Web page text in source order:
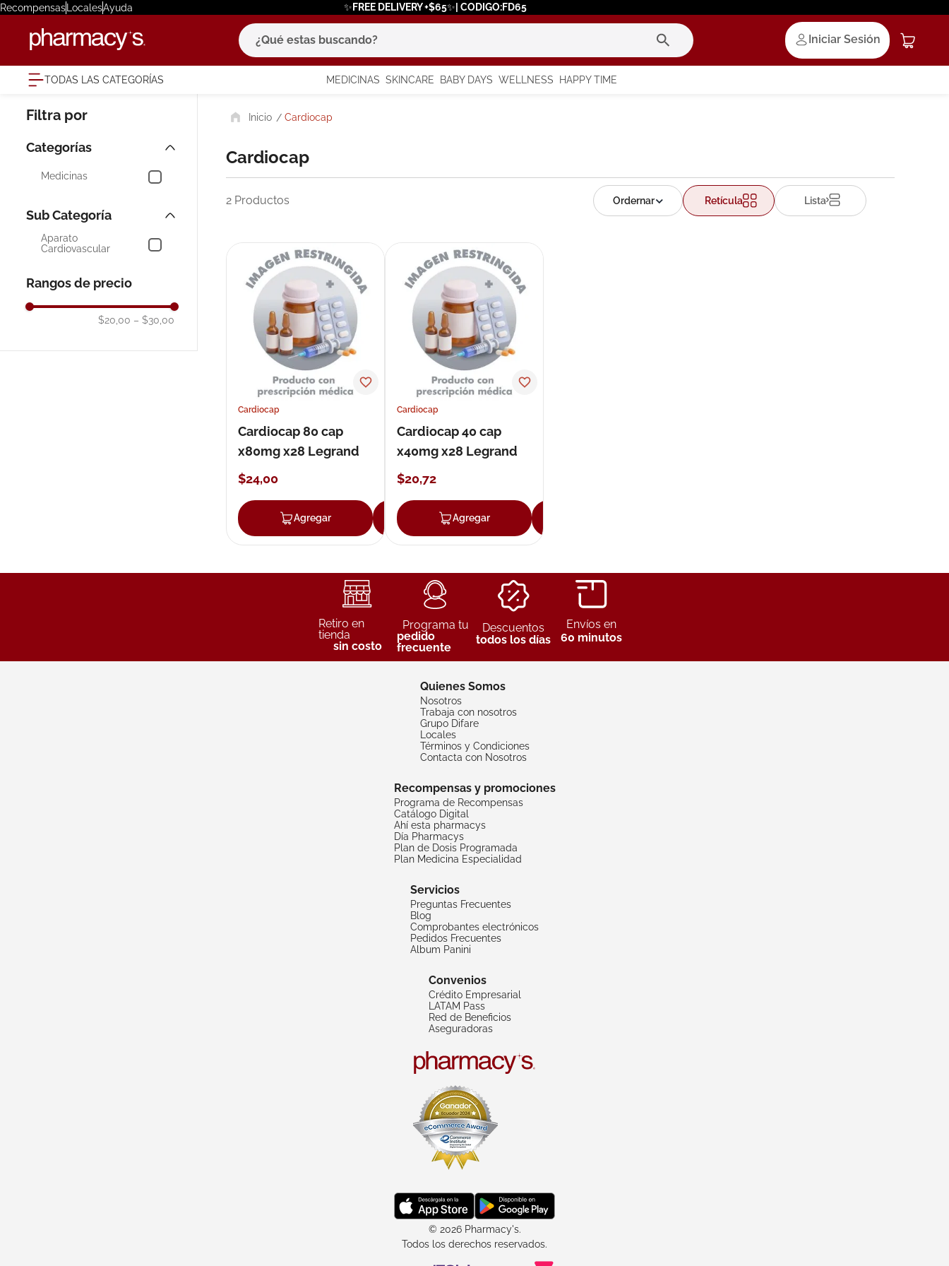
RecompensasLocalesAyuda ✨FREE DELIVERY +$65✨| CODIGO:FD65
¿Qué estas buscando?
Iniciar Sesión
TODAS LAS CATEGORÍAS MEDICINAS SKINCARE BABY DAYS WELLNESS HAPPY TIME
Medicinas
Aparato
Cardiovascular
Rangos de precio
$20,00 – $30,00
Cardiocap
Cardiocap
2 Productos Retícula Lista
Cardiocap
Cardiocap 80 cap
x80mg x28 Legrand
$24,00
Agregar Agregar
Cardiocap
Cardiocap 40 cap
x40mg x28 Legrand
$20,72
Agregar
Retiro en
tienda
sin costo
Programa tu
pedido
frecuente
Descuentos
todos los días
Envíos en
60 minutos
Quienes Somos
Nosotros
Trabaja con nosotros
Grupo Difare
Locales
Términos y Condiciones
Contacta con Nosotros
Recompensas y promociones
Programa de Recompensas
Catálogo Digital
Ahí esta pharmacys
Día Pharmacys
Plan de Dosis Programada
Plan Medicina Especialidad
Servicios
Preguntas Frecuentes
Blog
Comprobantes electrónicos
Pedidos Frecuentes
Album Panini
Convenios
Crédito Empresarial
LATAM Pass
Red de Beneficios
Aseguradoras
© 2026 Pharmacy's.
Todos los derechos reservados.
términos más buscados
1. eucerin
bioderma
6. degraler
7. isdin
roche posay
9. megacistin
pañales